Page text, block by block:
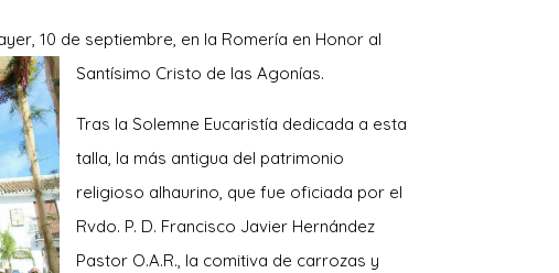
10 de septiembre, en la Romería en Honor al
Santísimo Cristo de las Agonías.
Tras la Solemne Eucaristía dedicada a esta
talla, la más antigua del patrimonio
religioso alhaurino, que fue oficiada por el
Rvdo. P. D. Francisco Javier Hernández
Pastor O.A.R., la comitiva de carrozas y